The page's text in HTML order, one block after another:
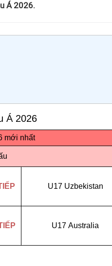
Á 2026.
Á 2026
mới nhất
U17 Uzbekistan
U17 Australia